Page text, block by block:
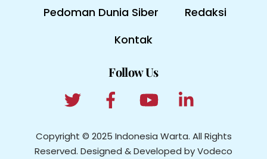
Pedoman Dunia Siber
Redaksi
Kontak
Follow Us
Copyright © 2025 Indonesia Warta. All Rights
Reserved. Designed & Developed by Vodeco